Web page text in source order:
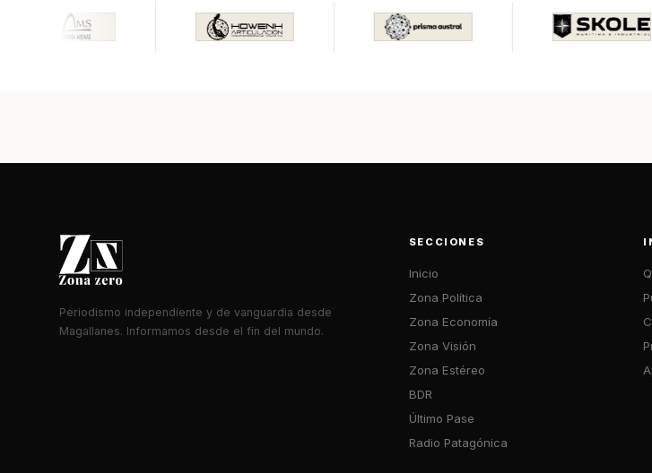
Periodismo independiente y de vanguardia desde
Magallanes. Informamos desde el fin del mundo.
SECCIONES
Inicio
Zona Política
Zona Economía
Zona Visión
Zona Estéreo
BDR
Último Pase
Radio Patagónica